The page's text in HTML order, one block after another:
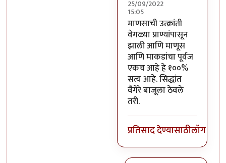
25/09/2022
15:05
In reply toसिद्धांत खरा असेल
माणसाची उत्क्रांती
वेगळ्या प्राण्यांपासून
झाली आणि माणूस
आणि माकडांचा पूर्वज
एकच आहे हे १००%
सत्य आहे. सिद्धांत
वैगेरे बाजूला ठेवले
तरी.
प्रतिसाद देण्यासाठीलॉग इन